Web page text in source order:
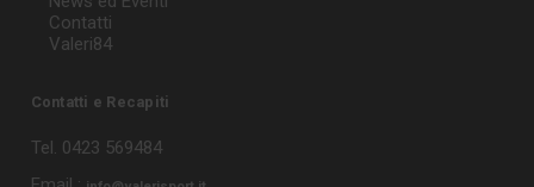
Contatti
Valeri84
Contatti e Recapiti
Tel. 0423 569484